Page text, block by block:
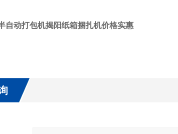
自动打包机揭阳纸箱捆扎机价格实惠